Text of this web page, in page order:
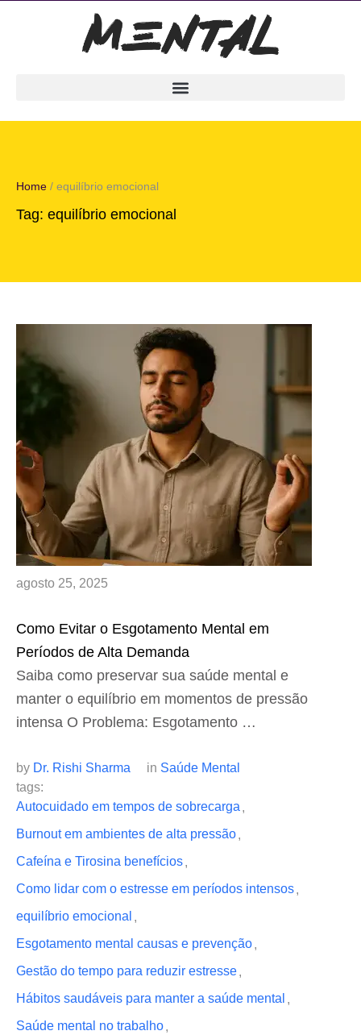
Home / equilíbrio emocional
Tag: equilíbrio emocional
agosto 25, 2025
Como Evitar o Esgotamento Mental em
Períodos de Alta Demanda
Saiba como preservar sua saúde mental e
manter o equilíbrio em momentos de pressão
intensa O Problema: Esgotamento …
by Dr. Rishi Sharma in Saúde Mental
tags:
Autocuidado em tempos de sobrecarga ,
Burnout em ambientes de alta pressão,
Cafeína e Tirosina benefícios,
Como lidar com o estresse em períodos intensos,
equilíbrio emocional ,
Esgotamento mental causas e prevenção,
Gestão do tempo para reduzir estresse,
Hábitos saudáveis para manter a saúde mental ,
Saúde mental no trabalho,